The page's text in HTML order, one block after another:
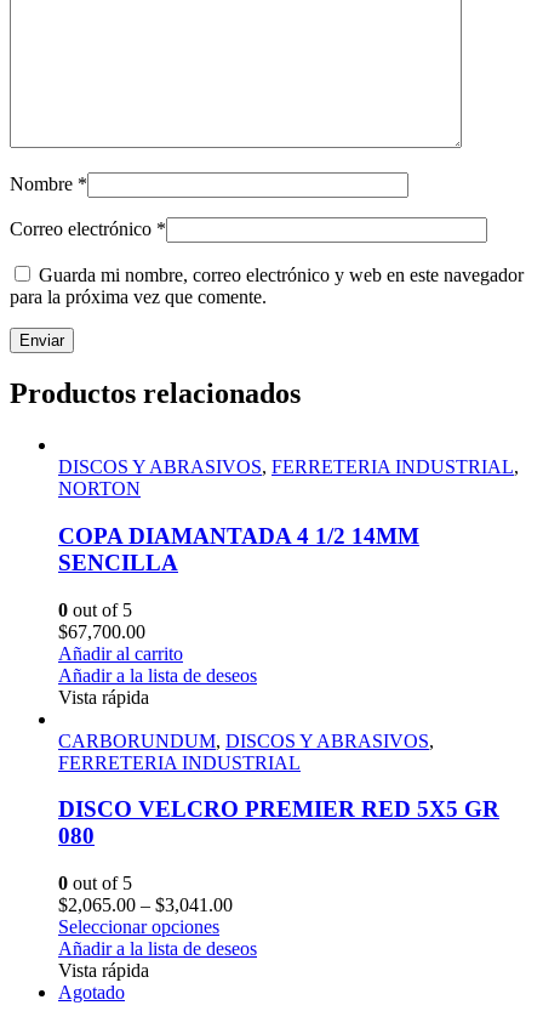
Nombre *
Correo electrónico *
Guarda mi nombre, correo electrónico y web en este navegador
para la próxima vez que comente.
Productos relacionados
DISCOS Y ABRASIVOS, FERRETERIA INDUSTRIAL,
NORTON
COPA DIAMANTADA 4 1/2 14MM
SENCILLA
0 out of 5
$67,700.00
Añadir al carrito
Añadir a la lista de deseos
Vista rápida
CARBORUNDUM, DISCOS Y ABRASIVOS,
FERRETERIA INDUSTRIAL
DISCO VELCRO PREMIER RED 5X5 GR
080
0 out of 5
$2,065.00 – $3,041.00
Seleccionar opciones
Añadir a la lista de deseos
Vista rápida
Agotado